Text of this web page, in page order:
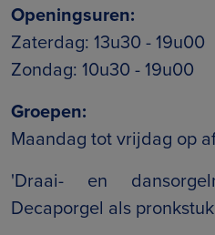
Openingsuren:
Zaterdag: 13u30 - 19u00
Zondag: 10u30 - 19u00
Groepen:
Maandag tot vrijdag op
'Draai- en
Decaporgel als